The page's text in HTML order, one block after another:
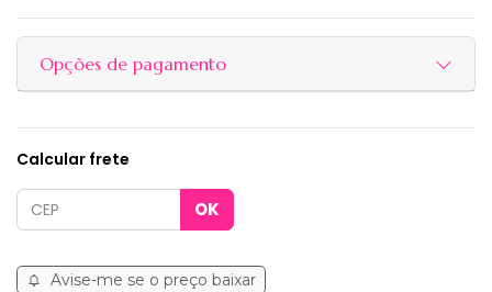
Opções de pagamento
Calcular frete
Avise-me se o preço baixar